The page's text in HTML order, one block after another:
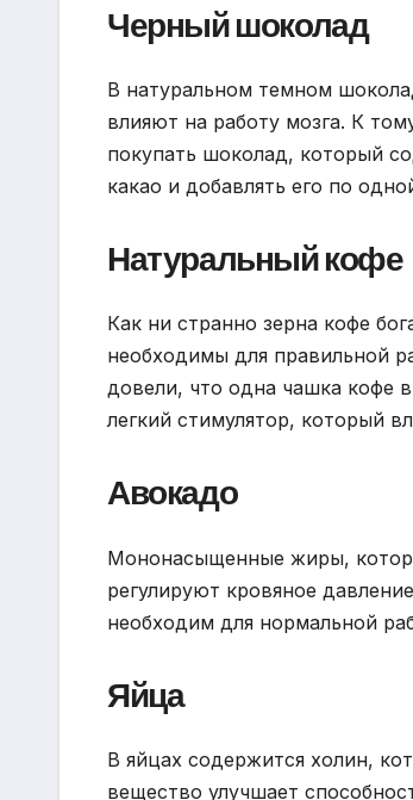
Черный шоколад
В натуральном темном
влияют на работу мозга. К
покупать шоколад, который
какао и добавлять его по
Натуральный кофе
Как ни странно зерна кофе
необходимы для правильной
довели, что одна чашка кофе
легкий стимулятор, который
Авокадо
Мононасыщенные жиры,
регулируют кровяное
необходим для нормальной
Яйца
В яйцах содержится холин,
вещество улучшает